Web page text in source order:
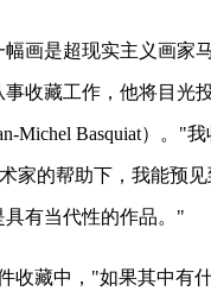
画是超现实主义画家
收藏工作，他将目光
Michel Basquiat）。
家的帮助下，我能预
有当代性的作品。"
收藏中，"如果其中有